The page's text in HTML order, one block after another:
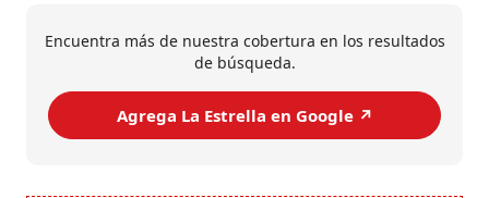
Encuentra más de nuestra cobertura en los resultados
de búsqueda.
Agrega La Estrella en Google ↗️